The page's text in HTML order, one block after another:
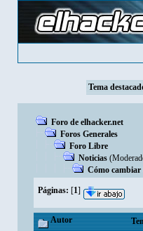
Tema
Foro de elhacker.net
Foros Generales
Foro Libre
Noticias
Cómo cambiar
Páginas: [1]
Autor